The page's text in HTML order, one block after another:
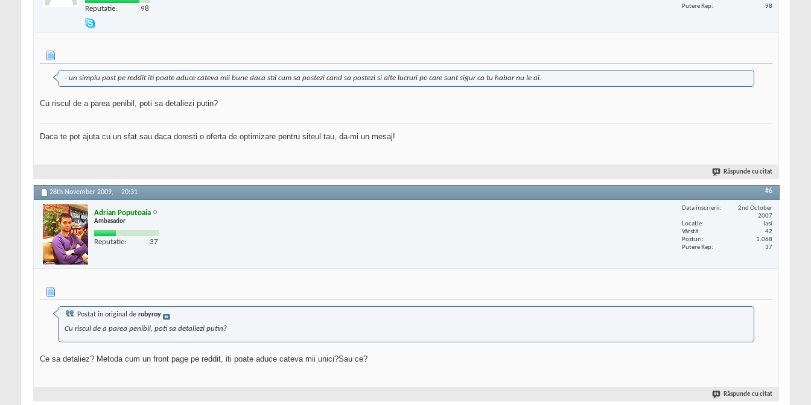
Reputatie: 98
Putere Rep
98
- un simplu post pe reddit iti poate aduce cateva mii bune daca stii cum sa postezi cand sa postezi si alte lucruri pe care sunt sigur ca tu habar nu le ai.
Cu riscul de a parea penibil, poti sa detaliezi putin?
Daca te pot ajuta cu un sfat sau daca doresti o oferta de optimizare pentru siteul tau, da-mi un mesaj!
Răspunde cu citat
28th November 2009, 20:31 #6
Adrian Poputoaia
Ambasador
Reputatie: 37
Data înscrierii
2nd October
2007
Locaţie
Iasi
Vârstă
42
Posturi
1.068
Putere Rep
37
Postat în original de robyroy
Cu riscul de a parea penibil, poti sa detaliezi putin?
Ce sa detaliez? Metoda cum un front page pe reddit, iti poate aduce cateva mii unici?Sau ce?
Răspunde cu citat